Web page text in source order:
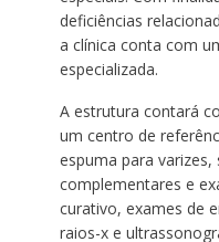
deficiências
a clínica conta com
especializada.
A estrutura contará
um centro de
espuma para varizes,
complementares e
curativo, exames de
raios-x e